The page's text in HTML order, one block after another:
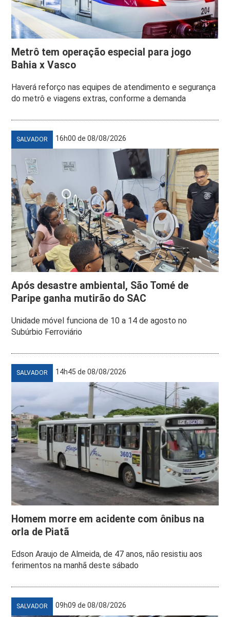
Metrô tem operação especial para jogo
Bahia x Vasco
Haverá reforço nas equipes de atendimento e segurança
do metrô e viagens extras, conforme a demanda
SALVADOR 16h00 de 08/08/2026
Após desastre ambiental, São Tomé de
Paripe ganha mutirão do SAC
Unidade móvel funciona de 10 a 14 de agosto no
Subúrbio Ferroviário
SALVADOR 14h45 de 08/08/2026
Homem morre em acidente com ônibus na
orla de Piatã
Edson Araujo de Almeida, de 47 anos, não resistiu aos
ferimentos na manhã deste sábado
SALVADOR 09h09 de 08/08/2026